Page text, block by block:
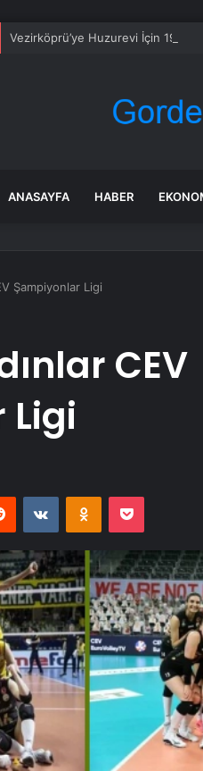
Vezirköprü’ye Huzurevi İçin 192
ANASAYFA HABER
Şampiyonlar Ligi
CEV
Reddit VKontakteOdnoklassniki
Pocket